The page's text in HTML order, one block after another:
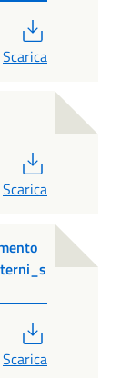
Scarica
Scarica
Scarica